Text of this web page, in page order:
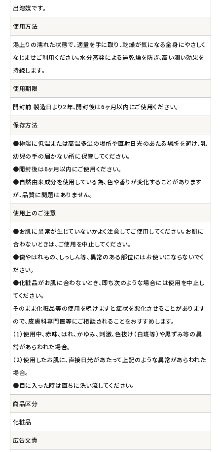
出溶媒です。
使用方法
湯上りの濡れた状態で、適量を手に取り、乾燥が気になる全身にやさしく
なじませご利用ください。水分蒸発による過乾燥を防ぎ、高い潤い効果を
持続します。
使用期限
開封前 製造日より2年、開封後は6ヶ月以内にご使用ください。
保存方法
●極端に低温または高温多湿の場所や直射日光のあたる場所を避け、乳
幼児の手の届かない所に保管してください。
●開封後は6ヶ月以内にご使用ください。
●自然由来成分を使用している為、色や香りが変化することがあります
が、品質に問題はありません。
使用上のご注意
●お肌に異常が生じていないかよく注意してご使用してください。お肌に
合わないときは、ご使用を中止してください。
●傷やはれもの、しっしん等、異常のある部位にはお使いにならないでく
ださい。
●化粧品がお肌に合わないとき、即ち次のような場合には使用を中止し
てください。
そのまま化粧品等の使用を続けますと症状を悪化させることがあります
ので、皮膚科専門医等にご相談されることをおすすめします。
（1）使用中、赤味、はれ、かゆみ、刺激、色抜け（白斑等）や黒ずみ等の異
常があらわれた場合。
（2）使用したお肌に、直接日光があたって上記のような異常があらわれた
場合。
●目に入った時は直ちに洗い流してください。
商品区分
化粧品
広告文責